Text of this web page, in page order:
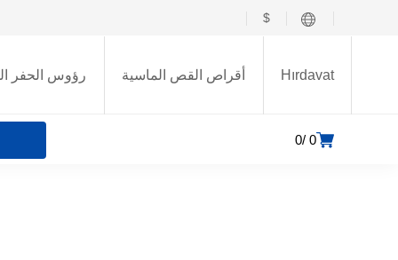
$
رؤوس الحفر أقراص القص الماسية Hırdavat
0
0